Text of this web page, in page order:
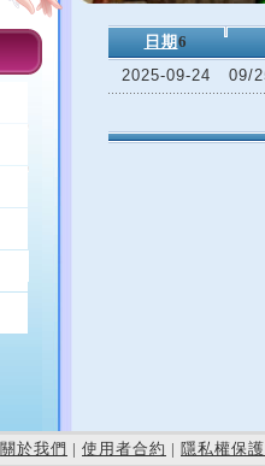
日期 6
2025-09-24
09/
關於我們 | 使用者合約 | 隱私權保護